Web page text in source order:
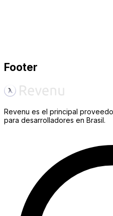
Footer
Revenu es el principal
para desarrolladores en Brasil.